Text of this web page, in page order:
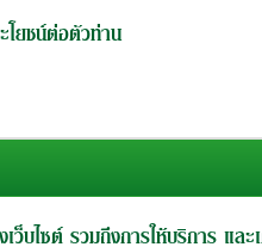
โยชน์ต่อตัวท่าน
บไซต์ รวมถึงการให้บริการ แล